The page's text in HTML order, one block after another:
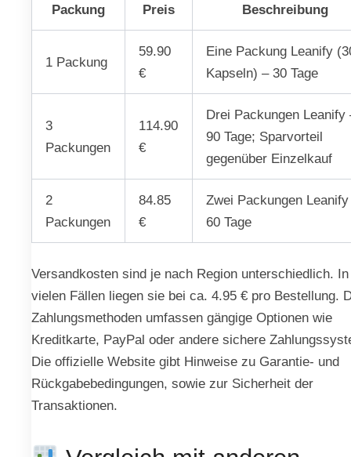
Packung Preis Beschreibung
1 Packung
59.90
€
Eine Packung Leanify
Kapseln) – 30 Tage
3
Packungen
114.90
€
Drei Packungen Leanify
90 Tage; Sparvorteil
gegenüber Einzelkauf
2
Packungen
84.85
€
Zwei Packungen
60 Tage
Versandkosten sind je nach Region unterschiedlich. In
vielen Fällen liegen sie bei ca. 4.95 € pro Bestellung.
Zahlungsmethoden umfassen gängige Optionen wie
Kreditkarte, PayPal oder andere sichere
Die offizielle Website gibt Hinweise zu Garantie- und
Rückgabebedingungen, sowie zur Sicherheit der
Transaktionen.